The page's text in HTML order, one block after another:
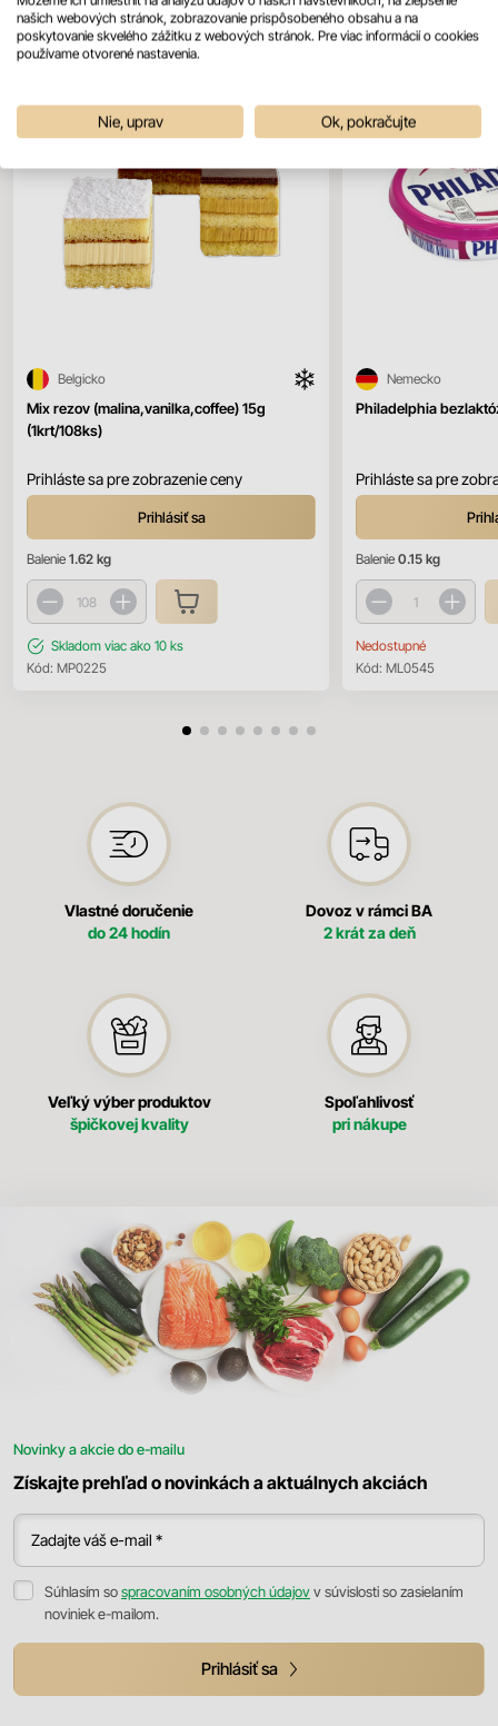
Mix rezov (malina,vanilka,coffee) 15g
(1krt/108ks)
Belgicko
Prihláste sa pre zobrazenie ceny
Prihlásiť sa
Balenie 1.62 kg
Skladom viac ako 10 ks
Kód: MP0225
Philadelphia
Nemecko
Prihláste sa pre
Balenie 0.15 kg
Nedostupné
Kód: ML0545
Vlastné doručenie
do 24 hodín
Dovoz v rámci BA
2 krát za deň
Veľký výber produktov
špičkovej kvality
Spoľahlivosť
pri nákupe
Novinky a akcie do e-mailu
Získajte prehľad o novinkách a aktuálnych akciách
Zadajte váš e-mail *
Súhlasím sospracovaním osobných údajovv súvislosti so zasielaním
noviniek e-mailom.
Prihlásiť sa
našich webových stránok, zobrazovanie prispôsobeného obsahu a na
poskytovanie skvelého zážitku z webových stránok. Pre viac informácií o cookies
používame otvorené nastavenia.
Nie, uprav Ok, pokračujte